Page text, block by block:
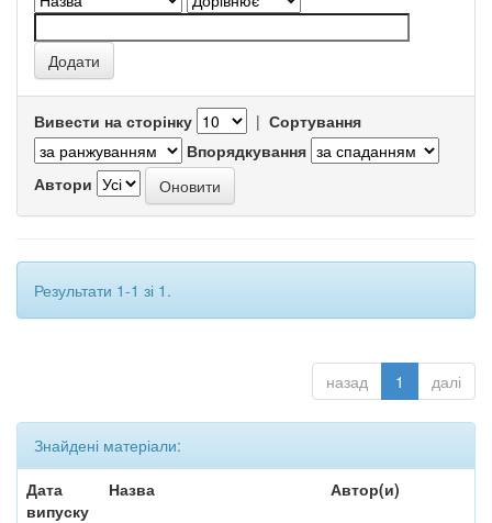
Вивести на сторінку | Сортування
Впорядкування
Автори
Результати 1-1 зі 1.
назад 1 далі
Знайдені матеріали:
Дата
випуску
Назва Автор(и)